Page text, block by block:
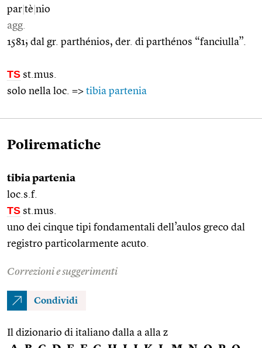
par tè nio
agg.
1581; dal gr. parthénios, der. di parthénos “fanciulla”.
TS st.mus.
solo nella loc. => tibia partenia
Polirematiche
tibia partenia
loc.s.f.
TS st.mus.
uno dei cinque tipi fondamentali dell’aulos greco dal
registro particolarmente acuto.
Correzioni e suggerimenti
Condividi
Il dizionario di italiano dalla a alla z